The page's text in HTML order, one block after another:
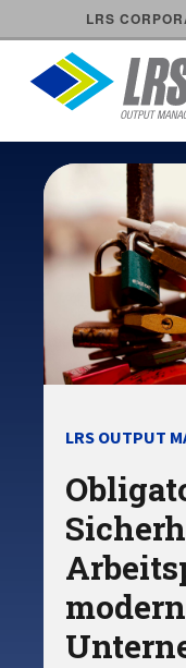
LRS
LRS Output
Main Navigation
LRS OUTPUT